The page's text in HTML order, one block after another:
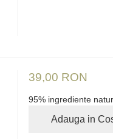
39,00 RON
95% ingrediente
Adauga in